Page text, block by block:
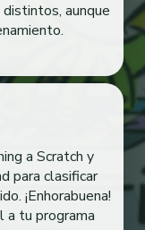
aunque
a Scratch y
para clasificar
¡Enhorabuena!
a tu programa